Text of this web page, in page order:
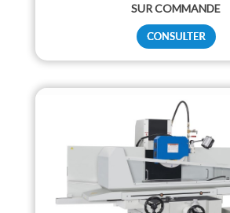
SUR COMMANDE